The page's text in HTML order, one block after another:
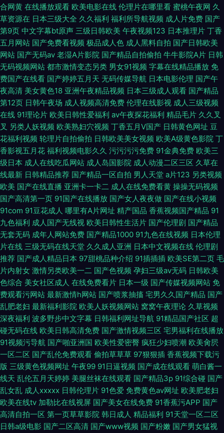
合网黄 在线播放观看 欧美电影在线 伦理片在哪里看 蜜桃午夜网 久
草资源在 日本三级大全 久久福利 福利所导航视频 成人片免费 国产
第9页 中文字幕bt原声 三级日韩欧美 午夜视频123 日本推理片 丁香
五月网站 国产免费看视频 极品成人色 成人黑料自拍 国产日韩欧美
网站 国产无码av 老湿A片影院 国产精品自拍偷拍 牛牛影院A片 日韩
无码视频网站 都市激情变态另类 男女91视频 字幕在线精品播放 免
费国产在线看 国产婷婷五月天 无码传媒导航 日本电影伦理 国产午
夜高清 美女黄色18 亚洲午夜精品视频 日本三级成人观看 国产精品
第12页 日韩午夜场 成人视频高清免费 伦理在线影视 成人三级视频
在线 91理论片 欧美日韩性爱福利 av午夜探花福利 精品毛片 久久叉
叉 另类人妖视频 欧美熟妇穴视频 丁香五月V国产 日韩黄色网址 豆
花福利视频 轮理片自拍偷拍 日韩欧美美女视频 欧美A级黄色影院 丁
香影视五月花 福利视频电影久久 污污污污免费 91金典免费 欧美三
级日本 成人在线吃瓜网站 成人岛国影院 成人动漫二区三区 久草在
线最新 日韩精品推荐 国产精品一区自拍 男人天堂 a片123 另类视频
欧美 国产在线直播 亚洲卡一卡二 成人在线免费看黄 操操无码视频
国产高清第一页 91国产在线播放 国产女人夜夜做 国产在线小视频
91com 91豆花成人 哪里有A片网址 精产国品 香蕉视频国产精品 91
九色福利 成人国产无线视 欧美日韩性生活片 国产伦理剧 国产精品
无套无码 成年人网站免费 国产精品1000 91九色在线视频 日本伦理
片在线 三级无码在线天堂 久久成人亚洲 日本中文视频在线 伦理剧
推荐 国产成人精品日本 97甜桃品种介绍 91插插插 欧美SE第二页 毛
片内射女 激情另类欧美一二 国产色视频 孕妇三级av无码 日韩欧美
色综合 美女社区成人 在线免费看片 日本一级 国产传媒视频网站 免
费观看污网站 最新激情h网站 国产喷浆抽搐 宅男久久国产精品 国产
乱肥老妇 最新福利影院 欧美人妖视频网站 窝窝午夜理论 久草视频
深夜福利 波多野步中文字幕 日韩福利网址导航 91精品国产社区 超
碰无码在线 欧美日韩高清免费 国产激情视频三区 宅男福利在线播放
91视频污导航 国产啪亚洲国 欧美性爱密臀 疯狂少妇喷潮 欧美肏屄
一区二区 国产乱伦免费观看 偷拍草草草 97狠狠插 香蕉视频下载污
版 三级黄色视频网址 午夜99 91日逼视频 国产成在线观看 萌白酱一
线天 乱伦五月天婷婷 美腿丝袜在线观看 国产精品3p 91综合碰 国产
乱女乱 成人xxxxx 日韩伦理片 91色爱 免费黄色av网址 欧美肥老妇
欧美在线tv 加勒比在线视屏 国产美女在线免费 91香蕉污APP 国产
高清自拍一区 第一页草草影院 韩日成人 精品福利 91天堂一区二区
日韩a级电影 国产二区高清 国产www视频 国产粉嫩 国产男女猛视